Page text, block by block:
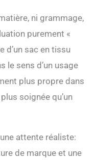
ni grammage,
purement «
d’un sac en tissu
le sens d’un usage
plus propre dans
soignée qu’un
attente réaliste:
de marque et une